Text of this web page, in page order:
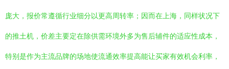
庞大，报价常遵循行业细分以更高周转率；因而在上海，同样状况下
的推土机，价差主要定在除供需环境外多为售后辅件的适应性成本，
特别是作为主流品牌的场地使流通效率提高能让买家有效机会利率，